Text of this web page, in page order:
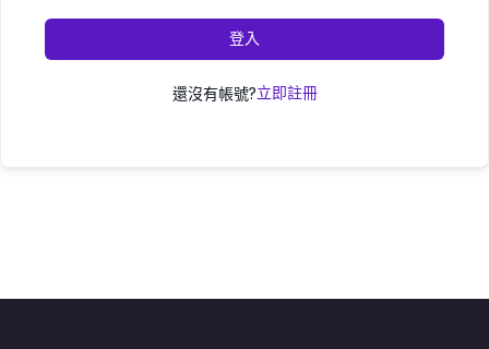
登入
還沒有帳號?立即註冊